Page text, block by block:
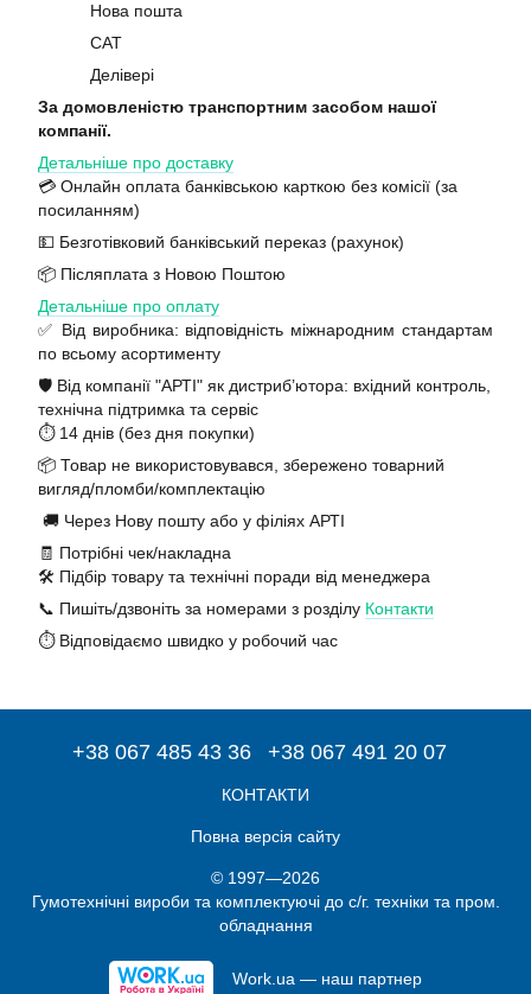
Нова пошта
САТ
Делівері
За домовленістю транспортним засобом нашої
компанії.
Детальніше про доставку
💳 Онлайн оплата банківською карткою без комісії (за
посиланням)
💵 Безготівковий банківський переказ (рахунок)
📦 Післяплата з Новою Поштою
Детальніше про оплату
✅ Від виробника: відповідність міжнародним стандартам
по всьому асортименту
🛡️ Від компанії "АРТІ" як дистриб’ютора: вхідний контроль,
технічна підтримка та сервіс
⏱️ 14 днів (без дня покупки)
📦 Товар не використовувався, збережено товарний
вигляд/пломби/комплектацію
🚚 Через Нову пошту або у філіях АРТІ
🧾 Потрібні чек/накладна
🛠️ Підбір товару та технічні поради від менеджера
📞 Пишіть/дзвоніть за номерами з розділу Контакти
⏱️ Відповідаємо швидко у робочий час
+38 067 485 43 36 +38 067 491 20 07
КОНТАКТИ
Повна версія сайту
© 1997—2026
Гумотехнічні вироби та комплектуючі до с/г. техніки та пром.
обладнання
Work.ua — наш партнер